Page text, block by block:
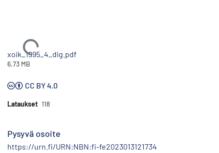
Ladataan...
xoik_1995_4_dig.pdf
6.73 MB
CC BY 4.0
Lataukset 118
Pysyvä osoite
https://urn.fi/URN:NBN:fi-fe2023013121734